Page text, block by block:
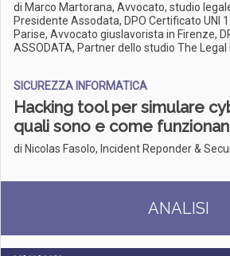
di Marco Martorana, Avvocato, studio
Presidente Assodata, DPO Certificato UNI
Parise, Avvocato giuslavorista in Firenze,
ASSODATA, Partner dello studio The Legal
SICUREZZA INFORMATICA
Hacking tool per simulare
quali sono e come
di Nicolas Fasolo, Incident Reponder &
ANALISI